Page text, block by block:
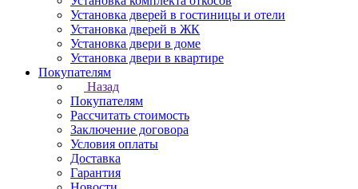
Установка дверей в гостиницы и отели
Установка дверей в ЖК
Установка двери в доме
Установка двери в квартире
Покупателям
Назад
Покупателям
Рассчитать стоимость
Заключение договора
Условия оплаты
Доставка
Гарантия